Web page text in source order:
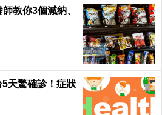
教你3個減納、
天驚確診！症狀